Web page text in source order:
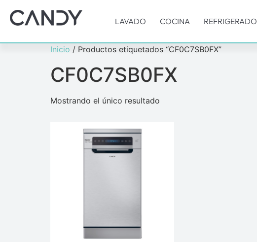
LAVADO COCINA REFRIGERADO
Inicio / Productos etiquetados “CF0C7SB0FX”
CF0C7SB0FX
Mostrando el único resultado